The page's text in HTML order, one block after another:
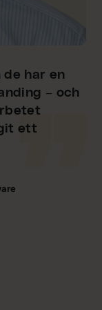
har en
– och
ett